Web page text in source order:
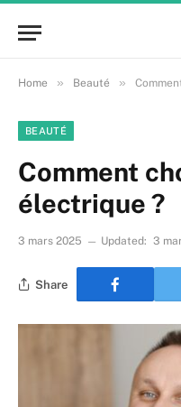
Home » Beauté »
BEAUTÉ
Comment
électrique ?
3 mars 2025 Updated: 3
Share